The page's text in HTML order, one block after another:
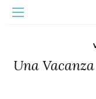
Una